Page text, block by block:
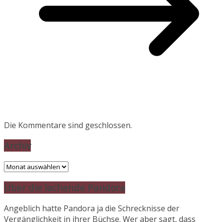
Die Kommentare sind geschlossen.
Archiv
Archiv
Über die lachende Pandora
Angeblich hatte Pandora ja die Schrecknisse der
Vergänglichkeit in ihrer Büchse. Wer aber sagt, dass